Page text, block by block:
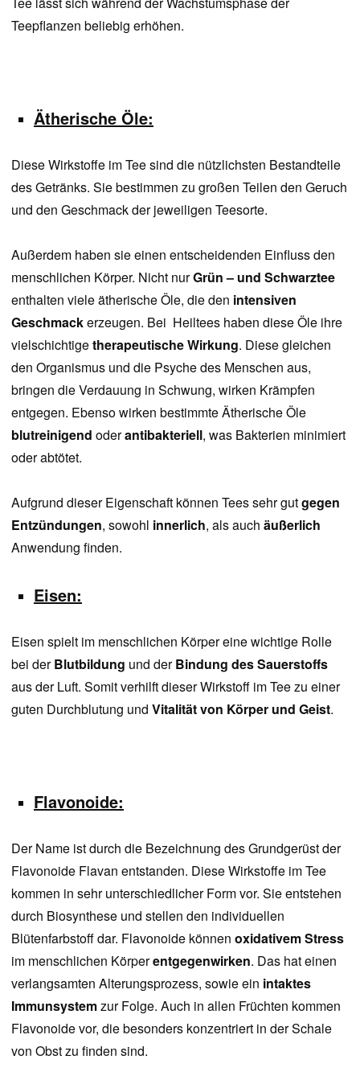
Teepflanzen beliebig erhöhen.
Ätherische Öle:
Diese Wirkstoffe im Tee sind die nützlichsten Bestandteile
des Getränks. Sie bestimmen zu großen Teilen den Geruch
und den Geschmack der jeweiligen Teesorte.
Außerdem haben sie einen entscheidenden Einfluss den
menschlichen Körper. Nicht nurGrün – und Schwarztee
enthalten viele ätherische Öle, die den intensiven
Geschmackerzeugen. Bei Heiltees haben diese Öle ihre
vielschichtigetherapeutische Wirkung. Diese gleichen
den Organismus und die Psyche des Menschen aus,
bringen die Verdauung in Schwung, wirken Krämpfen
entgegen. Ebenso wirken bestimmte Ätherische Öle
blutreinigend oderantibakteriell, was Bakterien minimiert
oder abtötet.
Aufgrund dieser Eigenschaft können Tees sehr gutgegen
Entzündungen, sowohl innerlich, als auch äußerlich
Anwendung finden.
Eisen:
Eisen spielt im menschlichen Körper eine wichtige Rolle
bei derBlutbildung und derBindung des Sauerstoffs
aus der Luft. Somit verhilft dieser Wirkstoff im Tee zu einer
guten Durchblutung und Vitalität von Körper und Geist.
Flavonoide:
Der Name ist durch die Bezeichnung des Grundgerüst der
Flavonoide Flavan entstanden. Diese Wirkstoffe im Tee
kommen in sehr unterschiedlicher Form vor. Sie entstehen
durch Biosynthese und stellen den individuellen
Blütenfarbstoff dar. Flavonoide können oxidativem Stress
im menschlichen Körperentgegenwirken. Das hat einen
verlangsamten Alterungsprozess, sowie ein intaktes
Immunsystemzur Folge. Auch in allen Früchten kommen
Flavonoide vor, die besonders konzentriert in der Schale
von Obst zu finden sind.